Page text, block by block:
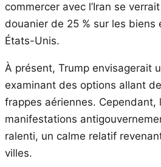
commercer avec l’Iran se
douanier de 25 % sur les biens
États-Unis.
À présent, Trump envisagerait
examinant des options allant
frappes aériennes. Cependant,
manifestations
ralenti, un calme relatif
villes.